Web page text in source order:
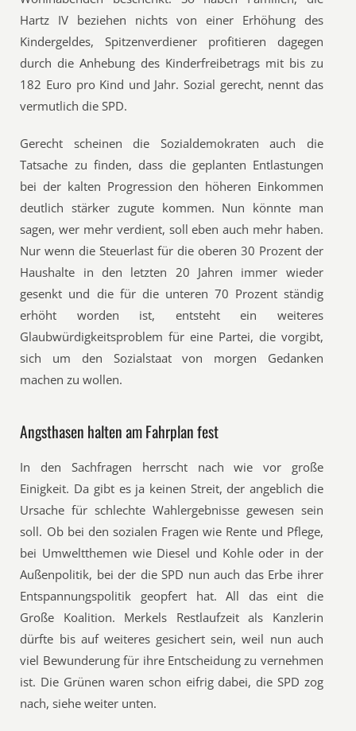
Hartz IV beziehen nichts von einer Erhöhung des
Kindergeldes, Spitzenverdiener profitieren dagegen
durch die Anhebung des Kinderfreibetrags mit bis zu
182 Euro pro Kind und Jahr. Sozial gerecht, nennt das
vermutlich die SPD.
Gerecht scheinen die Sozialdemokraten auch die
Tatsache zu finden, dass die geplanten Entlastungen
bei der kalten Progression den höheren Einkommen
deutlich stärker zugute kommen. Nun könnte man
sagen, wer mehr verdient, soll eben auch mehr haben.
Nur wenn die Steuerlast für die oberen 30 Prozent der
Haushalte in den letzten 20 Jahren immer wieder
gesenkt und die für die unteren 70 Prozent ständig
erhöht worden ist, entsteht ein weiteres
Glaubwürdigkeitsproblem für eine Partei, die vorgibt,
sich um den Sozialstaat von morgen Gedanken
machen zu wollen.
Angsthasen halten am Fahrplan fest
In den Sachfragen herrscht nach wie vor große
Einigkeit. Da gibt es ja keinen Streit, der angeblich die
Ursache für schlechte Wahlergebnisse gewesen sein
soll. Ob bei den sozialen Fragen wie Rente und Pflege,
bei Umweltthemen wie Diesel und Kohle oder in der
Außenpolitik, bei der die SPD nun auch das Erbe ihrer
Entspannungspolitik geopfert hat. All das eint die
Große Koalition. Merkels Restlaufzeit als Kanzlerin
dürfte bis auf weiteres gesichert sein, weil nun auch
viel Bewunderung für ihre Entscheidung zu vernehmen
ist. Die Grünen waren schon eifrig dabei, die SPD zog
nach, siehe weiter unten.